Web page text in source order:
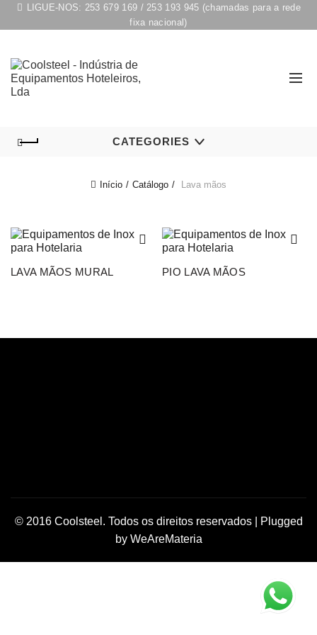
LIGUE-NOS: 253 679 169 /253 193 945 (chamadas para a rede
fixa nacional)
CATEGORIES
Início Catálogo Lava mãos
LAVA MÃOS MURAL PIO LAVA MÃOS
© 2016 Coolsteel. Todos os direitos reservados | Plugged
by WeAreMateria